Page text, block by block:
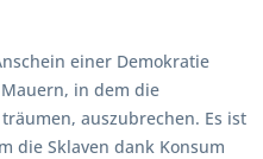
einer Demokratie
in dem die
auszubrechen. Es ist
die Sklaven dank Konsum